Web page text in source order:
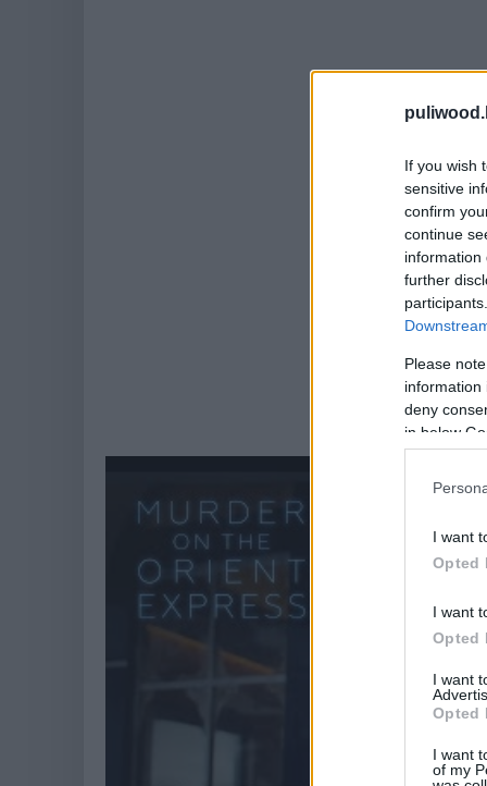
If you wish
sensitive
confirm
continue
information
further
Please
information
deny
in below
I want
Opted
I want
Opted
I want
Opted
I want
of my